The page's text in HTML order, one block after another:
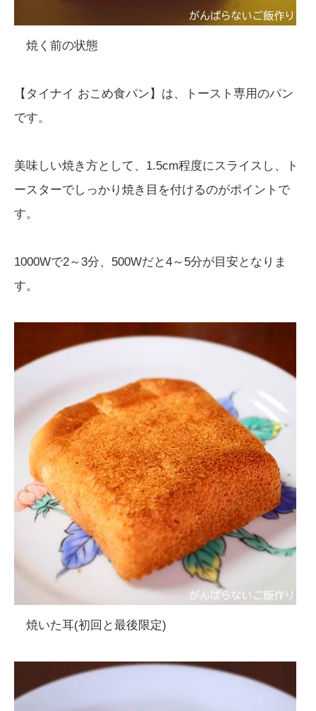
焼く前の状態
【タイナイ おこめ食パン】は、トースト専用のパン
です。
美味しい焼き方として、1.5cm程度にスライスし、ト
ースターでしっかり焼き目を付けるのがポイントで
す。
1000Wで2～3分、500Wだと4～5分が目安となりま
す。
焼いた耳(初回と最後限定)